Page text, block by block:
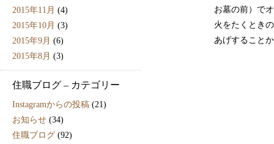
2015年11月 (4)
2015年10月 (3)
2015年9月 (6)
2015年8月 (3)
住職ブログ – カテゴリー
Instagramからの投稿 (21)
お知らせ (34)
住職ブログ (92)
お墓の前）で
火をたくとき
あげすること